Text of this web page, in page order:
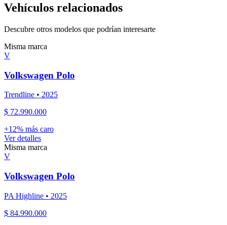
Vehículos relacionados
Descubre otros modelos que podrían interesarte
Misma marca
V
Volkswagen Polo
Trendline • 2025
$ 72.990.000
+12% más caro
Ver detalles
Misma marca
V
Volkswagen Polo
PA Highline • 2025
$ 84.990.000